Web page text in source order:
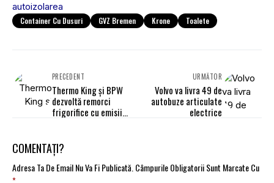
autoizolarea
Container Cu Dusuri GVZ Bremen Krone Toalete
PRECEDENT
Thermo King și BPW
dezvoltă remorci
frigorifice cu emisii
URMĂTOR
Volvo va livra 49 de
autobuze articulate
electrice
COMENTAȚI?
Adresa Ta De Email Nu Va Fi Publicată. Câmpurile Obligatorii Sunt Marcate Cu
*